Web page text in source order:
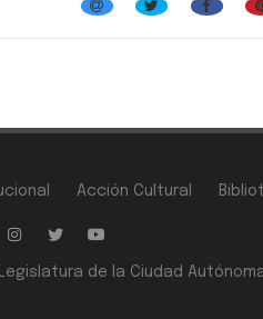
Acción Cultural
de la Ciudad